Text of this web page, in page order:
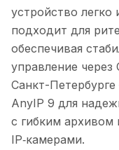
устройство легко
подходит для
обеспечивая
управление
Санкт-
AnyIP 9 для
с гибким
IP‑камерами.